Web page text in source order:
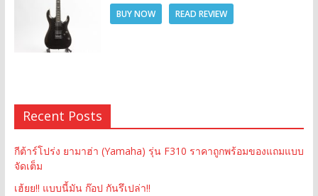
BUY NOW READ REVIEW
Recent Posts
กีต้าร์โปร่ง ยามาฮ่า (Yamaha) รุ่น F310 ราคาถูกพร้อมของแถมแบบ
จัดเต็ม
เฮ้ยย!! แบบนี้มัน ก๊อป กันรึเปล่า!!